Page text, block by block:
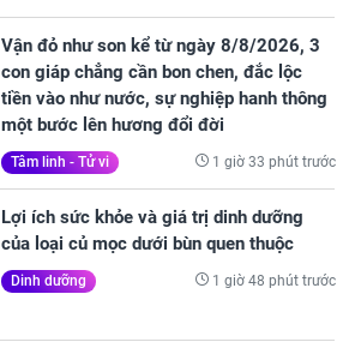
Vận đỏ như son kể từ ngày 8/8/2026, 3
con giáp chẳng cần bon chen, đắc lộc
tiền vào như nước, sự nghiệp hanh thông
một bước lên hương đổi đời
Tâm linh - Tử vi 1 giờ 33 phút trước
Lợi ích sức khỏe và giá trị dinh dưỡng
của loại củ mọc dưới bùn quen thuộc
Dinh dưỡng 1 giờ 48 phút trước